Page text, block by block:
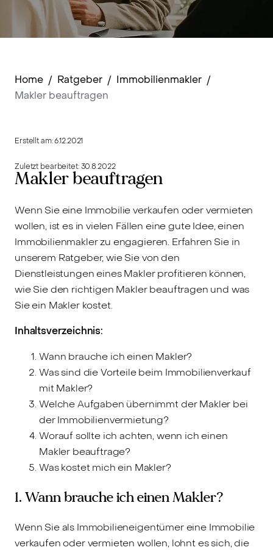
Home / Ratgeber / Immobilienmakler /
Makler beauftragen
Erstellt am:6.12.2021
Zuletzt bearbeitet:30.8.2022
Makler beauftragen
Wenn Sie eine Immobilie verkaufen oder vermieten
wollen, ist es in vielen Fällen eine gute Idee, einen
Immobilienmakler zu engagieren. Erfahren Sie in
unserem Ratgeber, wie Sie von den
Dienstleistungen eines Makler profitieren können,
wie Sie den richtigen Makler beauftragen und was
Sie ein Makler kostet.
Inhaltsverzeichnis:
Wann brauche ich einen Makler?
Was sind die Vorteile beim Immobilienverkauf
mit Makler?
Welche Aufgaben übernimmt der Makler bei
der Immobilienvermietung?
Worauf sollte ich achten, wenn ich einen
Makler beauftrage?
Was kostet mich ein Makler?
1. Wann brauche ich einen Makler?
Wenn Sie als Immobilieneigentümer eine Immobilie
verkaufen oder vermieten wollen, lohnt es sich, die